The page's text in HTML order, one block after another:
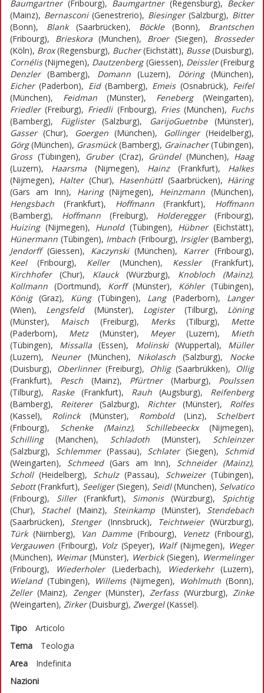
Baumgartner (Fribourg), Baumgartner (Regensburg), Becker
(Mainz), Bernasconi (Genestrerio), Biesinger (Salzburg), Bitter
(Bonn), Blank(Saarbrücken), Böckle(Bonn), Brantschen
(Fribourg), Brieskora (München), Broer (Siegen), Brosseder
(Köln), Brox(Regensburg), Bucher(Eichstätt), Busse(Duisburg),
Cornélis(Nijmegen), Dautzenberg (Giessen), Deissler(Freiburg
Denzler(Bamberg), Domann(Luzern), Döring(München),
Eicher(Paderbon), Eid(Bamberg), Emeis (Osnabrück), Feifel
(München), Feidman (Münster), Feneberg (Weingarten),
Friedler(Freiburg), Friedli (Fribourg), Fries (München), Fuchs
(Bamberg), Füglister (Salzburg), GarijoGuetnbe (Münster),
Gasser(Chur), Goergen(München), Gollinger(Heidelberg),
Görg(München), Grasmück(Bamberg), Grainacher(Tübingen),
Gross (Tübingen), Gruber (Craz), Gründel (München), Haag
(Luzern), Haarsma (Nijmegen), Hainz (Frankfurt), Halkes
(Nijmegen), Halter (Chur), Hasenhüttl (Saarbrücken), Häring
(Gars am Inn), Haring(Nijmegen), Heinzmann(München),
Hengsbach (Frankfurt), Hoffmann(Frankfurt), Hoffmann
(Bamberg), Hoffmann (Freiburg), Holderegger (Fribourg),
Huizing (Nijmegen), Hunold (Tübingen), Hübner (Eichstätt),
Hünermann (Tübingen), Imbach (Fribourg), Irsigler(Bamberg),
Jendorff (Giessen), Kaczynski(München), Karrer(Fribourg),
Keel (Fribourg), Keller (München), Kessler (Frankfurt),
Kirchhofer (Chur), Klauck (Würzburg), Knobloch (Mainz),
Kollmann (Dortmund), Korff(Münster), Köhler(Tübingen),
König (Graz), Küng (Tübingen), Lang (Paderborn), Langer
(Wien), Lengsfeld (Münster), Logister (Tilburg), Löning
(Münster), Maisch(Freiburg), Merks (Tilburg), Mette
(Paderborn), Metz (Münster), Meyer (Luzern), Mieth
(Tübingen), Missalla(Essen), Molinski (Wuppertal), Müller
(Luzern), Neuner (München), Nikolasch(Salzburg), Nocke
(Duisburg),
Oberlinner(Freiburg), Ohlig(Saarbrükken),
Ollig
(Frankfurt), Pesch (Mainz), Pfürtner (Marburg), Poulssen
(Tilburg), Raske(Frankfurt), Rauh(Augsburg), Reifenberg
(Bamberg), Reiterer(Salzburg), Richter(Münster), Rolfes
(Kassel), Rolinck(Münster), Rombold (Linz), Schelbert
(Fribourg), Schenke (Mainz), Schillebeeckx (Nijmegen),
Schilling (Manchen), Schladoth (Münster), Schleinzer
(Salzburg), Schlemmer (Passau), Schlater(Siegen), Schmid
(Weingarten), Schmeed (Gars am Inn), Schneider (Mainz),
Scholl(Heidelberg), Schulz(Passau), Schweizer(Tübingen),
Sebott(Frankfurt), Seeliger(Siegen), Seidl(München), Selvatico
(Fribourg), Siller (Frankfurt), Simonis(Würzburg), Spichtig
(Chur), Stachel (Mainz), Steinkamp (Münster), Stendebach
(Saarbrücken), Stenger (Innsbruck), Teichtweier (Würzburg),
Türk(Niirnberg), Van Damme(Fribourg), Venetz(Fribourg),
Vergauwen (Fribourg), Volz (Speyer), Walf (Nijmegen), Weger
(München), Weimar(Münster), Werbick(Siegen), Wermelinger
(Fribourg), Wiederholer (Liederbach), Wiederkehr (Luzern),
Wieland (Tübingen), Willems(Nijmegen), Wohlmuth(Bonn),
Zeller(Mainz), Zenger(Münster),Zerfass (Würzburg),Zinke
(Weingarten), Zirker(Duisburg), Zwergel(Kassel).
Tipo
Articolo
Tema
Teologia
Area
Indefinita
Nazioni